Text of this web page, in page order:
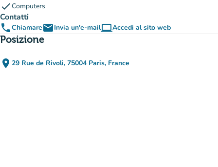
checkComputers
Contatti
phoneChiamareemailInvia un'e-mailcomputerAccedi al sito web
(nuova scheda)
Posizione
place 29 Rue de Rivoli, 75004 Paris, France
(apri in Google Maps)
(nuova scheda)